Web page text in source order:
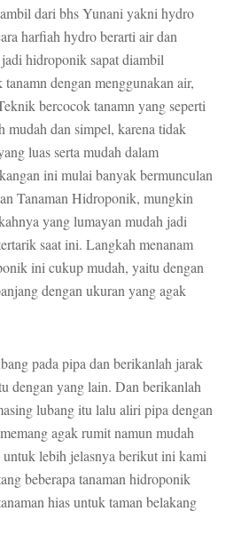
dari bhs Yunani yakni hydro
harfiah hydro berarti air dan
hidroponik sapat diambil
dengan menggunakan air,
bercocok tanamn yang seperti
mudah dan simpel, karena tidak
luas serta mudah dalam
ini mulai banyak bermunculan
Tanaman Hidroponik, mungkin
yang lumayan mudah jadi
saat ini. Langkah menanam
ini cukup mudah, yaitu dengan
dengan ukuran yang agak
pada pipa dan berikanlah jarak
dengan yang lain. Dan berikanlah
lubang itu lalu aliri pipa dengan
agak rumit namun mudah
lebih jelasnya berikut ini kami
beberapa tanaman hidroponik
hias untuk taman belakang